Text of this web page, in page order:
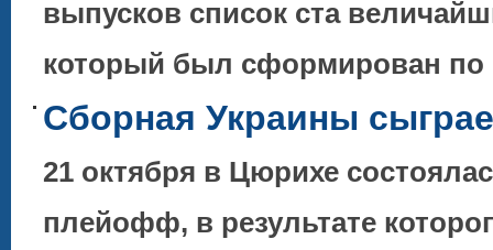
выпусков список ста
который был сформирован по
Сборная Украины
21 октября в Цюрихе
плейофф, в результате